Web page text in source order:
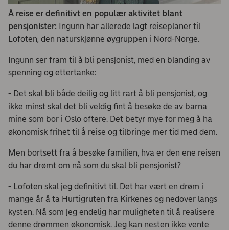
Å reise er definitivt en populær aktivitet blant
pensjonister: Ingunn har allerede lagt reiseplaner til
Lofoten, den naturskjønne øygruppen i Nord-Norge.
Ingunn ser fram til å bli pensjonist, med en blanding av
spenning og ettertanke:
- Det skal bli både deilig og litt rart å bli pensjonist, og
ikke minst skal det bli veldig fint å besøke de av barna
mine som bor i Oslo oftere. Det betyr mye for meg å ha
økonomisk frihet til å reise og tilbringe mer tid med dem.
Men bortsett fra å besøke familien, hva er den ene reisen
du har drømt om nå som du skal bli pensjonist?
- Lofoten skal jeg definitivt til. Det har vært en drøm i
mange år å ta Hurtigruten fra Kirkenes og nedover langs
kysten. Nå som jeg endelig har muligheten til å realisere
denne drømmen økonomisk. Jeg kan nesten ikke vente